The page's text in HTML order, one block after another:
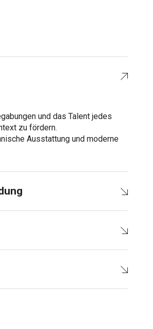
und das Talent jedes
zu fördern.
Ausstattung und moderne